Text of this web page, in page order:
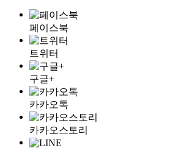
페이스북
트위터
구글+
카카오톡
카카오스토리